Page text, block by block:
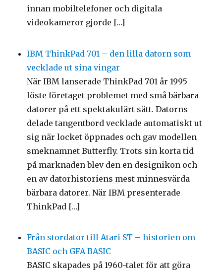
innan mobiltelefoner och digitala
videokameror gjorde […]
IBM ThinkPad 701 – den lilla datorn som
vecklade ut sina vingar
När IBM lanserade ThinkPad 701 år 1995
löste företaget problemet med små bärbara
datorer på ett spektakulärt sätt. Datorns
delade tangentbord vecklade automatiskt ut
sig när locket öppnades och gav modellen
smeknamnet Butterfly. Trots sin korta tid
på marknaden blev den en designikon och
en av datorhistoriens mest minnesvärda
bärbara datorer. När IBM presenterade
ThinkPad […]
Från stordator till Atari ST – historien om
BASIC och GFA BASIC
BASIC skapades på 1960-talet för att göra